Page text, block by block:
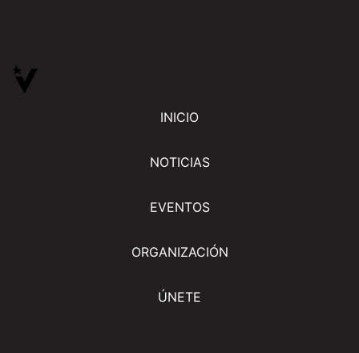
INICIO
NOTICIAS
EVENTOS
ORGANIZACIÓN
ÚNETE